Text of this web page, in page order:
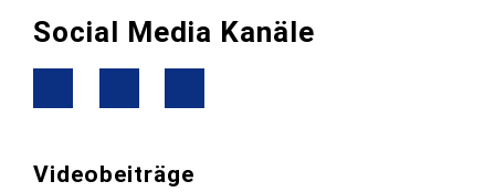
Social Media Kanäle
Videobeiträge